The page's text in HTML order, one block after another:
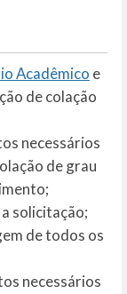
Acadêmico e
de colação
necessários
de grau
solicitação;
de todos os
necessários